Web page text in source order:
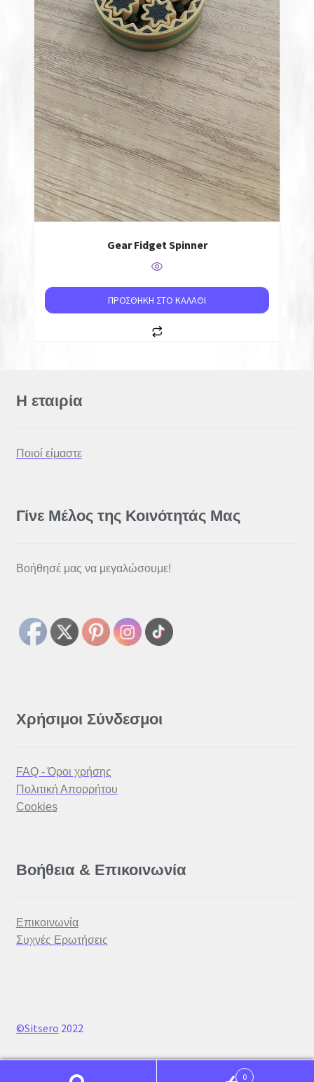
Gear Fidget Spinner
ΠΡΟΣΘΉΚΗ ΣΤΟ ΚΑΛΆΘΙ
Η εταιρία
Ποιοί είμαστε
Γίνε Μέλος της Κοινότητάς Μας
Βοήθησέ μας να μεγαλώσουμε!
Χρήσιμοι Σύνδεσμοι
FAQ - Όροι χρήσης
Πολιτική Απορρήτου
Cookies
Βοήθεια & Επικοινωνία
Επικοινωνία
Συχνές Ερωτήσεις
©Sitsero 2022
0